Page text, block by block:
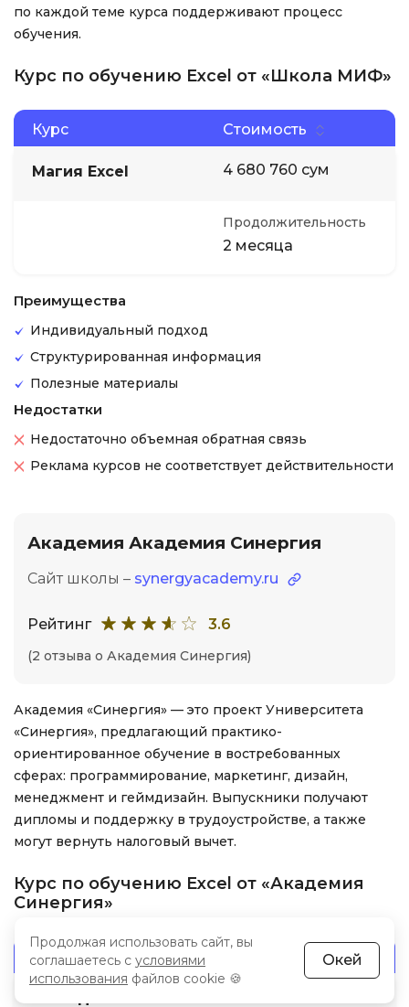
по каждой теме курса поддерживают процесс
обучения.
Курс по обучению Excel от «Школа МИФ»
Курс Стоимость
Магия Excel 4 680 760 сум
Продолжительность
2 месяца
Преимущества
Индивидуальный подход
Структурированная информация
Полезные материалы
Недостатки
Недостаточно объемная обратная связь
Реклама курсов не соответствует действительности
Академия Академия Синергия
Сайт школы – synergyacademy.ru
Рейтинг 3.6
(2 отзыва о Академия Синергия)
Академия «Синергия» — это проект Университета
«Синергия», предлагающий практико-
ориентированное обучение в востребованных
сферах: программирование, маркетинг, дизайн,
менеджмент и геймдизайн. Выпускники получают
дипломы и поддержку в трудоустройстве, а также
могут вернуть налоговый вычет.
Курс по обучению Excel от «Академия
Синергия»
Курс
Продолжая использовать сайт, вы
соглашаетесь с условиями
использования файлов cookie 🍪
Окей